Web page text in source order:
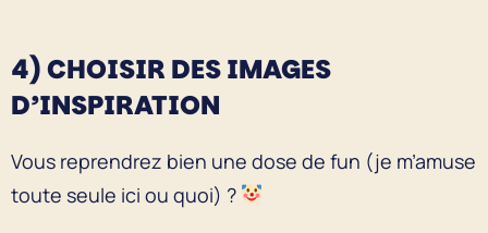
4)CHOISIR DES IMAGES
D’INSPIRATION
Vous reprendrez bien une dose de fun (je m’amuse
toute seule ici ou quoi) ?